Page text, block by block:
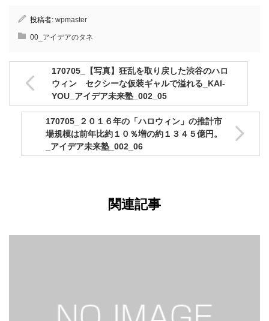
投稿者: wpmaster
00_アイデアのタネ
170705_【写真】狂乱を取り戻した渋谷のハロ
ウィン セクシーな仮装ギャルで溢れる_KAI-
YOU_アイデア未来塾_002_05
170705_２０１６年の「ハロウィン」の推計市
場規模は前年比約１０％増の約１３４５億円。
_アイデア未来塾_002_06
関連記事